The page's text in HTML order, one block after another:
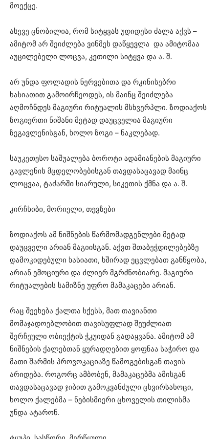
მოექცე.
ასევე ცნობილია, რომ სიტყვას უდიდესი ძალა აქვს –
ამიტომ არ შეიძლება ვინმეს დაწყევლა და ამიტომაა
აუცილებელი ლოცვა, კეთილი სიტყვა და ა. შ.
არ უნდა ფოლადის ნერვებითა და რკინისებრი
ხასიათით გამოირჩეოდეს, ის მაინც შეიძლება
აღმოჩნდეს მაგიური რიტუალის მსხვერპლი. ზოდიაქოს
ზოგიერთი ნიშანი მეტად დაუცველია მაგიური
ზეგავლენისგან, ხოლო ზოგი – ნაკლებად.
საუკეთესო საშუალება ბოროტი ადამიანების მაგიური
გავლენის მცდელობებისგან თავდასაცავად მაინც
ლოცვაა, ტაძარში სიარული, სიკეთის ქმნა და ა. შ.
კირჩხიბი, მორიელი, თევზები
ზოდიაქოს ამ ნიშნების წარმომადგენლები მეტად
დაუცველი არიან მაგიისგან. აქვთ შთაბეჭდილებებზე
დამოკიდებული ხასიათი, ხშირად ეცვლებათ განწყობა,
არიან ემოციური და ძლიერ მგრძნობიარე. მაგიური
რიტუალების სამიზნე უფრო მამაკაცები არიან.
რაც შეეხება ქალთა სქესს, მათ თავიანთი
მომაჯადოებლობით თავისუფლად შეუძლიათ
შერჩეული ობიექტის ჭკუიდან გადაყვანა. ამიტომ ამ
ნიშნების ქალებთან ყურადღებით ყოფნაა საჭირო და
მათი შარმის პროვოკაციაზე წამოგებისგან თავის
არიდება. როგორც ამბობენ, მამაკაცებმა ამისგან
თავდასაცავად ჯიბით გამოკვანძული ცხვირსახოცი,
ხოლო ქალებმა – ნებისმიერი ცხოველის თილისმა
უნდა ატარონ.